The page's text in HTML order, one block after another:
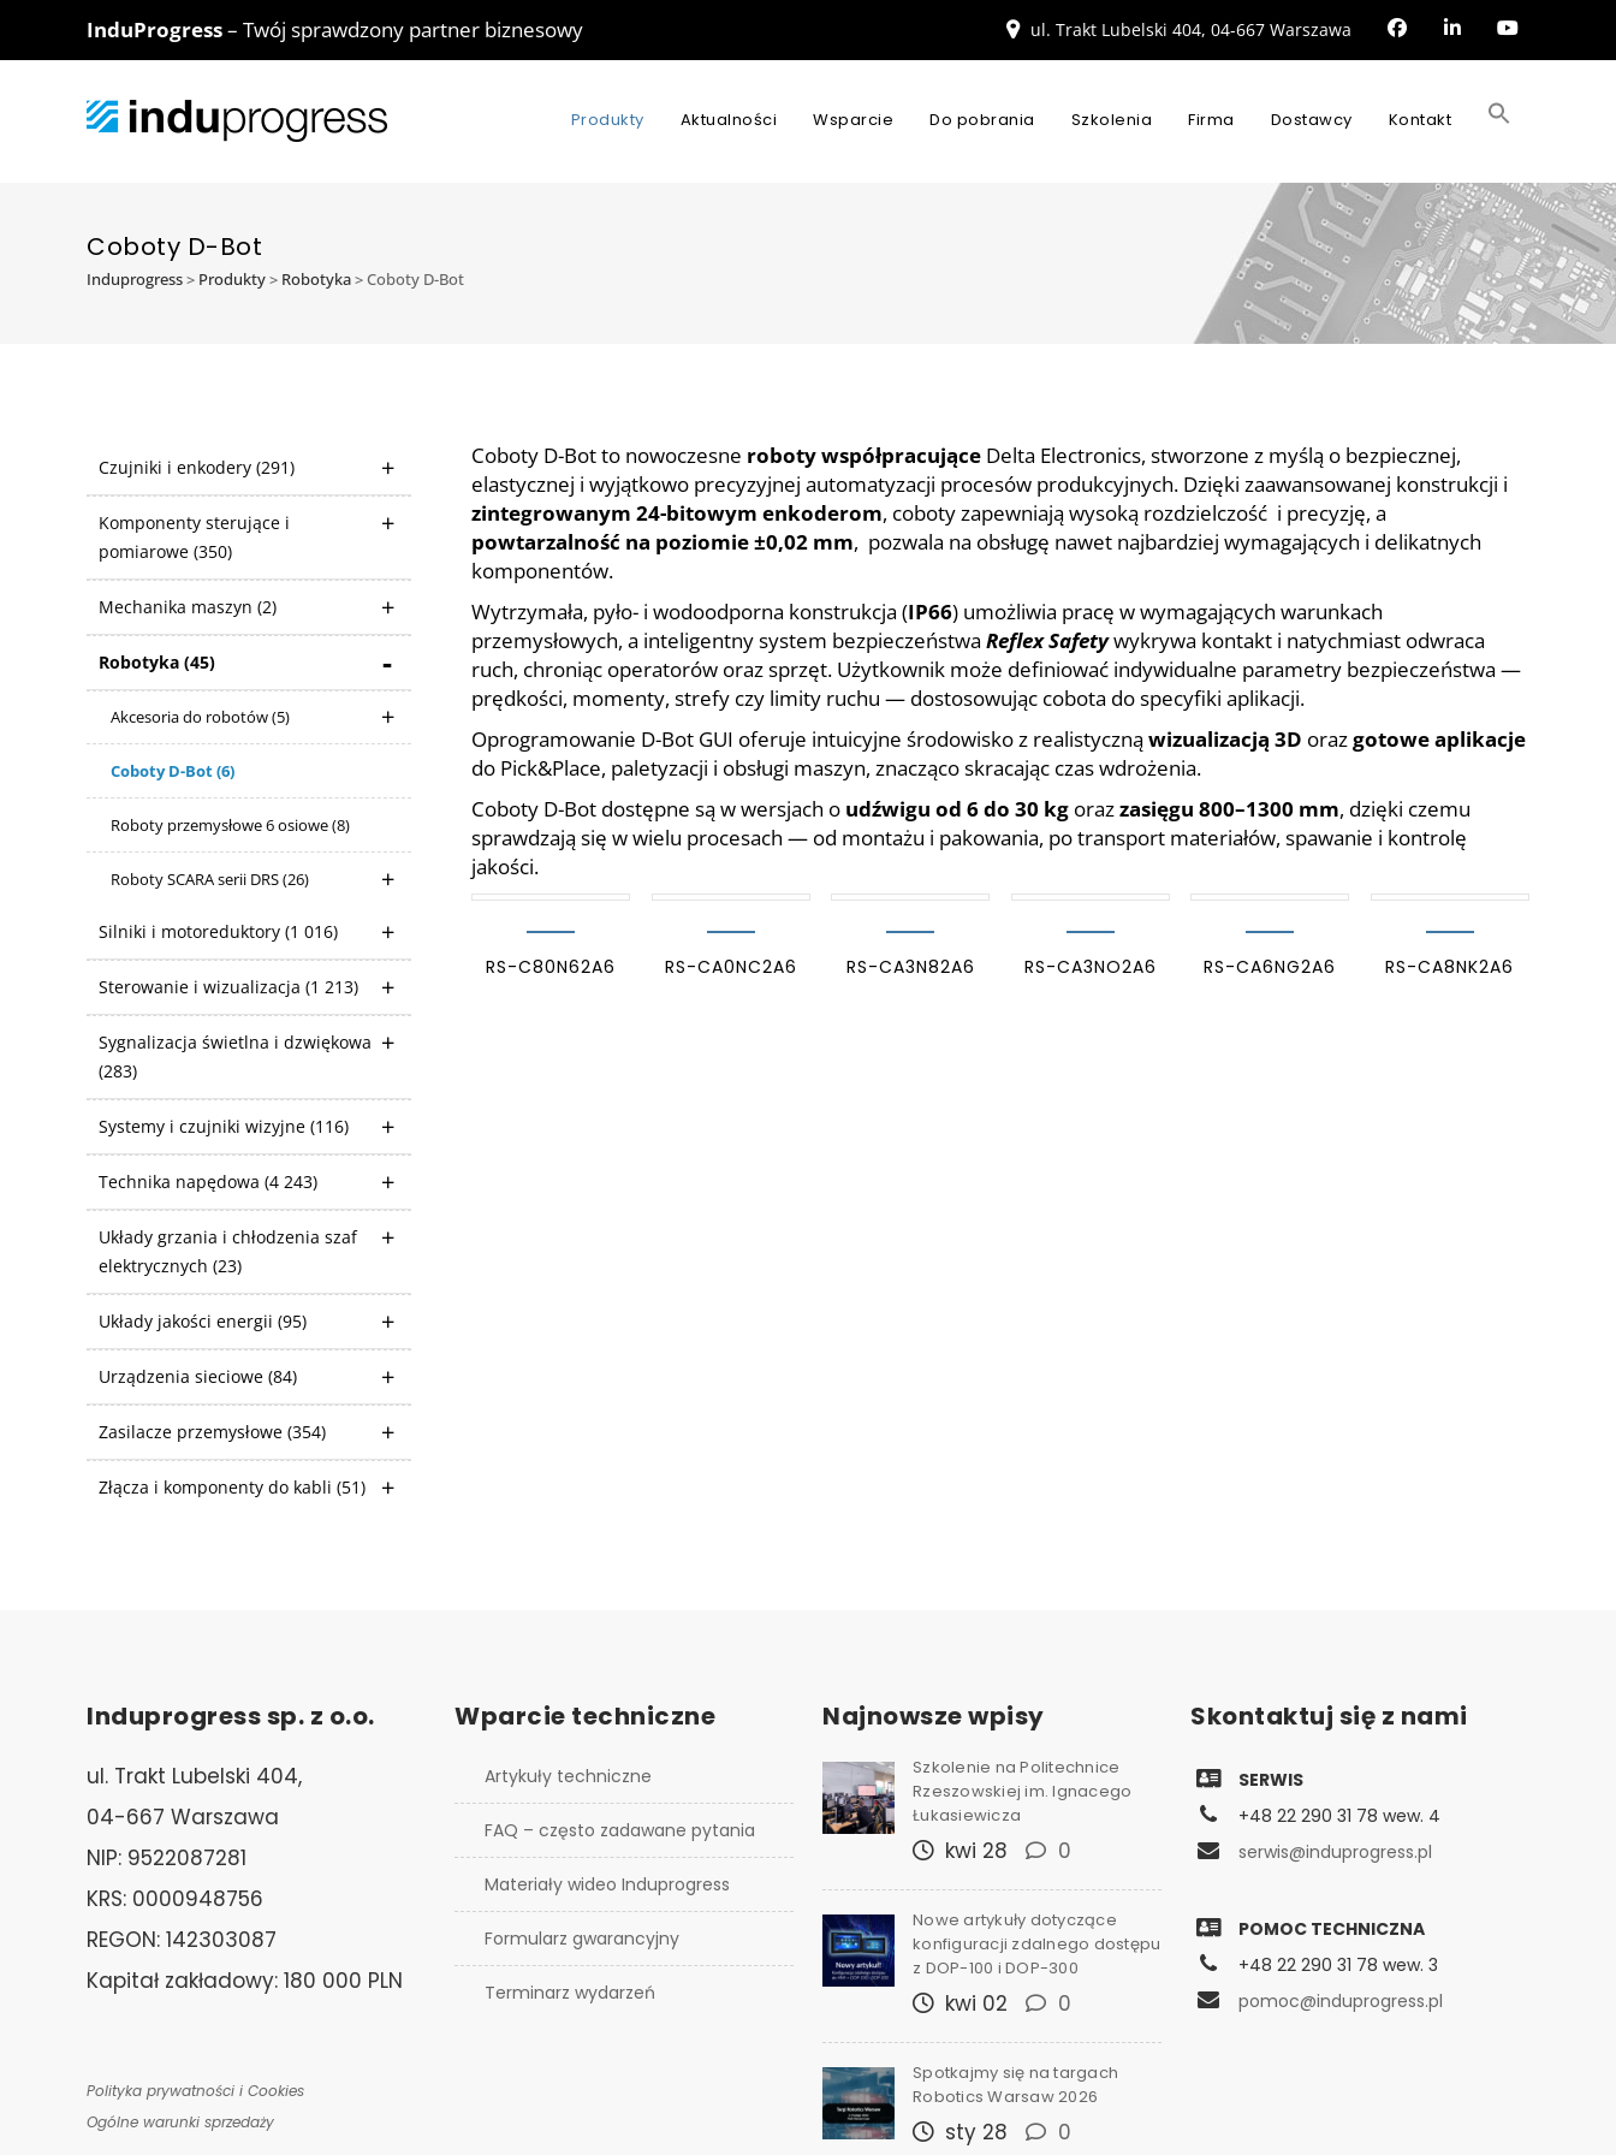
InduProgress– Twój sprawdzony partner biznesowy ul. Trakt Lubelski 404, 04-667 Warszawa
Produkty Aktualności Wsparcie Do pobrania Szkolenia Firma Dostawcy Kontakt
Coboty D-Bot
Induprogress> Produkty> Robotyka>Coboty D-Bot
Czujniki i enkodery (291)
Komponenty sterujące i
pomiarowe (350)
Mechanika maszyn (2)
Robotyka (45)
Akcesoria do robotów(5)
Coboty D-Bot(6)
Roboty przemysłowe 6 osiowe(8)
Roboty SCARA serii DRS(26)
Silniki i motoreduktory (1 016)
Sterowanie i wizualizacja (1 213)
Sygnalizacja świetlna i dzwiękowa
(283)
Systemy i czujniki wizyjne (116)
Technika napędowa (4 243)
Układy grzania i chłodzenia szaf
elektrycznych (23)
Układy jakości energii (95)
Urządzenia sieciowe (84)
Zasilacze przemysłowe (354)
Złącza i komponenty do kabli (51)
Coboty D-Bot to nowoczesne roboty współpracujące Delta Electronics, stworzone z myślą o bezpiecznej,
elastycznej i wyjątkowo precyzyjnej automatyzacji procesów produkcyjnych. Dzięki zaawansowanej konstrukcji i
zintegrowanym 24-bitowym enkoderom, coboty zapewniają wysoką rozdzielczość i precyzję, a
powtarzalność na poziomie ±0,02 mm, pozwala na obsługę nawet najbardziej wymagających i delikatnych
komponentów.
Wytrzymała, pyło- i wodoodporna konstrukcja (IP66) umożliwia pracę w wymagających warunkach
przemysłowych, a inteligentny system bezpieczeństwa Reflex Safetywykrywa kontakt i natychmiast odwraca
ruch, chroniąc operatorów oraz sprzęt. Użytkownik może definiować indywidualne parametry bezpieczeństwa —
prędkości, momenty, strefy czy limity ruchu — dostosowując cobota do specyfiki aplikacji.
Oprogramowanie D-Bot GUI oferuje intuicyjne środowisko z realistyczną wizualizacją 3D orazgotowe aplikacje
do Pick&Place, paletyzacji i obsługi maszyn, znacząco skracając czas wdrożenia.
Coboty D-Bot dostępne są w wersjach o udźwigu od 6 do 30 kg orazzasięgu 800–1300 mm, dzięki czemu
sprawdzają się w wielu procesach — od montażu i pakowania, po transport materiałów, spawanie i kontrolę
jakości.
RS-C80N62A6 RS-CA0NC2A6 RS-CA3N82A6 RS-CA3NO2A6 RS-CA6NG2A6 RS-CA8NK2A6
Induprogress sp. z o.o.
ul. Trakt Lubelski 404,
04-667 Warszawa
NIP: 9522087281
KRS: 0000948756
REGON: 142303087
Kapitał zakładowy: 180 000 PLN
Polityka prywatności i Cookies
Ogólne warunki sprzedaży
Wparcie techniczne
Artykuły techniczne
FAQ – często zadawane pytania
Materiały wideo Induprogress
Formularz gwarancyjny
Terminarz wydarzeń
Najnowsze wpisy
Szkolenie na Politechnice
Rzeszowskiej im. Ignacego
Łukasiewicza
kwi 28 0
Nowe artykuły dotyczące
konfiguracji zdalnego dostępu
z DOP-100 i DOP-300
kwi 02 0
Spotkajmy się na targach
Robotics Warsaw 2026
sty 28 0
Skontaktuj się z nami
SERWIS
+48 22 290 31 78 wew. 4
serwis@induprogress.pl
POMOC TECHNICZNA
+48 22 290 31 78 wew. 3
pomoc@induprogress.pl